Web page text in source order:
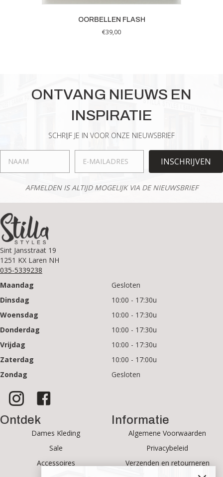
OORBELLEN FLASH
€39,00
ONTVANG NIEUWS EN
INSPIRATIE
SCHRIJF JE IN VOOR ONZE NIEUWSBRIEF
INSCHRIJVEN
AFMELDEN IS ALTIJD MOGELIJK VIA DE NIEUWSBRIEF
Sint Jansstraat 19
1251 KX Laren NH
035-5339238
Maandag
Gesloten
Dinsdag
10:00 - 17:30u
Woensdag
10:00 - 17:30u
Donderdag
10:00 - 17:30u
Vrijdag
10:00 - 17:30u
Zaterdag
10:00 - 17:00u
Zondag
Gesloten
Ontdek
Dames Kleding
Sale
Accessoires
Informatie
Algemene Voorwaarden
Privacybeleid
Verzenden en retourneren